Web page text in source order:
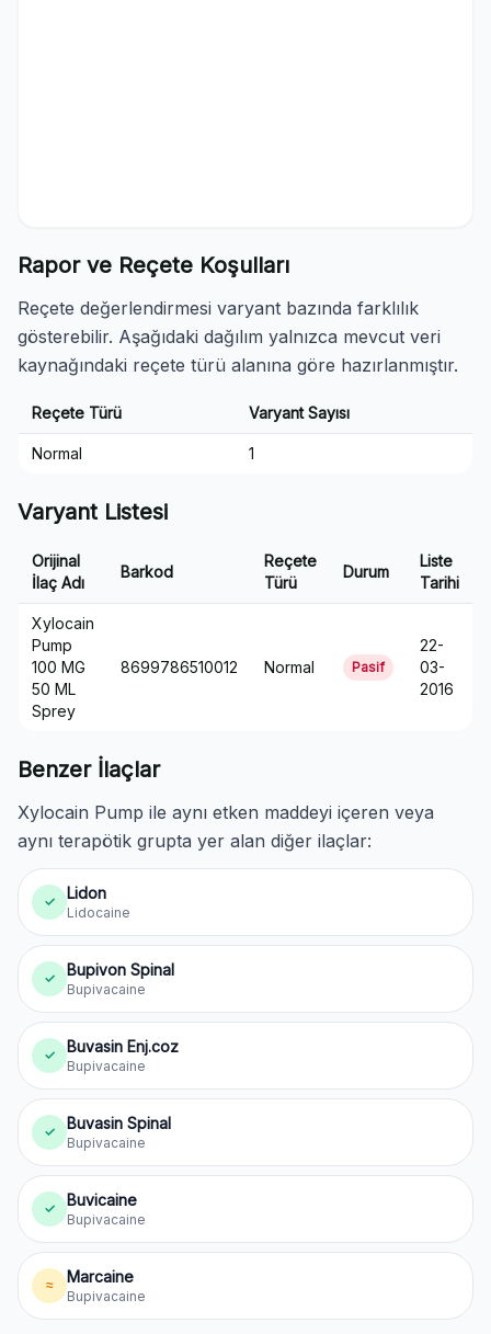
Rapor ve Reçete Koşulları
Reçete değerlendirmesi varyant bazında farklılık
gösterebilir. Aşağıdaki dağılım yalnızca mevcut veri
kaynağındaki reçete türü alanına göre hazırlanmıştır.
Reçete Türü Varyant Sayısı
Normal 1
Varyant Listesi
Orijinal
İlaç Adı
Barkod
Reçete
Türü
Durum
Liste
Tarihi
Xylocain
Pump
100 MG
50 ML
Sprey
8699786510012 Normal Pasif
22-
03-
2016
Benzer İlaçlar
Xylocain Pump ile aynı etken maddeyi içeren veya
aynı terapötik grupta yer alan diğer ilaçlar:
✓ Lidon
Lidocaine
✓ Bupivon Spinal
Bupivacaine
✓ Buvasin Enj.coz
Bupivacaine
✓ Buvasin Spinal
Bupivacaine
✓ Buvicaine
Bupivacaine
≈ Marcaine
Bupivacaine